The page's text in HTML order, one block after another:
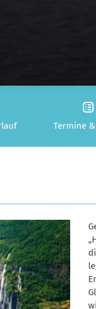
Termine